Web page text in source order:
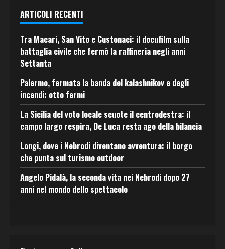
ARTICOLI RECENTI
Tra Macari, San Vito e Custonaci: il docufilm sulla
battaglia civile che fermò la raffineria negli anni
Settanta
Palermo, fermata la banda del kalashnikov e degli
incendi: otto fermi
La Sicilia del voto locale scuote il centrodestra: il
campo largo respira, De Luca resta ago della bilancia
Longi, dove i Nebrodi diventano avventura: il borgo
che punta sul turismo outdoor
Angelo Pidalà, la seconda vita nei Nebrodi dopo 27
anni nel mondo dello spettacolo